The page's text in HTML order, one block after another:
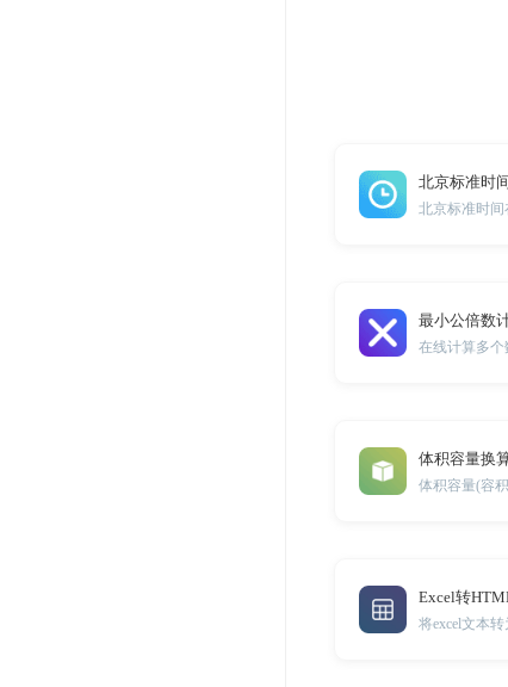
北京标准时
北京标准时
最小公倍数
在线计算多
体积容量换
体积容量(容
Excel转
将excel文本转